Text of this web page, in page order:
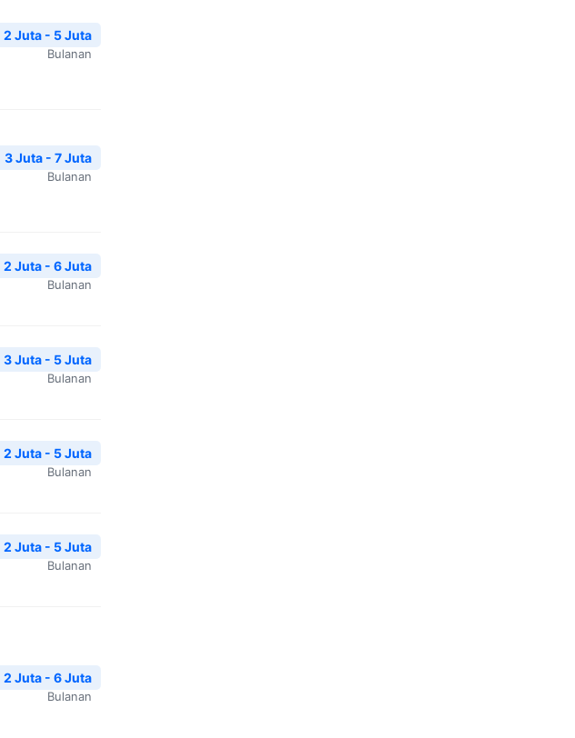
2 Juta - 5 Juta
Bulanan
3 Juta - 7 Juta
Bulanan
2 Juta - 6 Juta
Bulanan
3 Juta - 5 Juta
Bulanan
2 Juta - 5 Juta
Bulanan
2 Juta - 5 Juta
Bulanan
2 Juta - 6 Juta
Bulanan